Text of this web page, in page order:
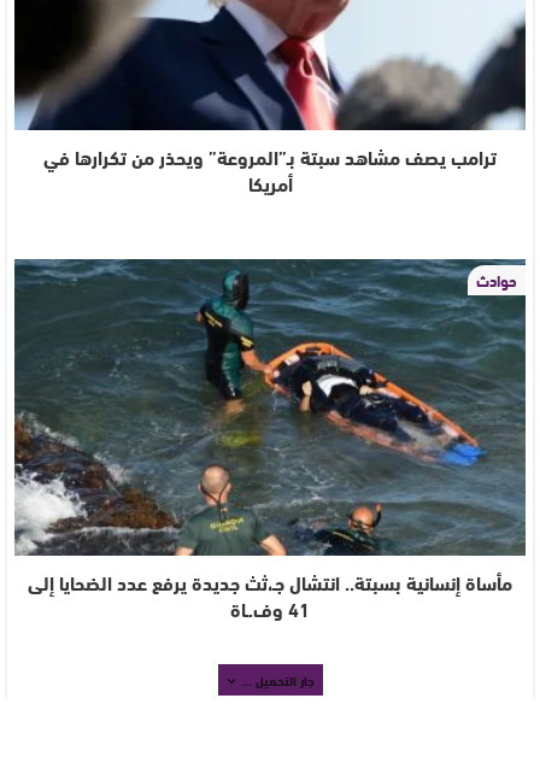
ترامب يصف مشاهد سبتة بـ”المروعة” ويحذر من تكرارها في
أمريكا
حوادث
مأساة إنسانية بسبتة.. انتشال جـ،ثث جديدة يرفع عدد الضحايا إلى
41 وف.ـاة
جار التحميل ...